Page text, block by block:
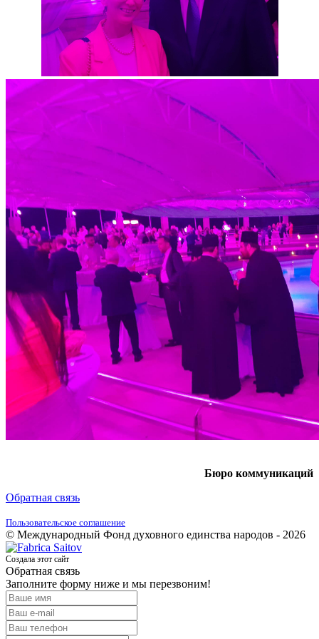
Бюро коммуникаций
Обратная связь
Пользовательское соглашение
© Международный Фонд духовного единства народов - 2026
Создала этот сайт
Обратная связь
Заполните форму ниже и мы перезвоним!